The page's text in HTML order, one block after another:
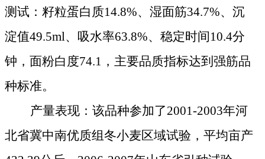
测试：籽粒蛋白质14.8%、湿面筋34.7%、沉
淀值49.5ml、吸水率63.8%、稳定时间10.4分
钟，面粉白度74.1 ，主要品质指标达到强筋品
种标准。
产量表现：该品种参加了2001-2003年河
北省冀中南优质组冬小麦区域试验，平均亩产